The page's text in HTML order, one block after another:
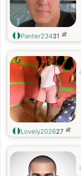
Panter23431 歳
Lovely202627 歳